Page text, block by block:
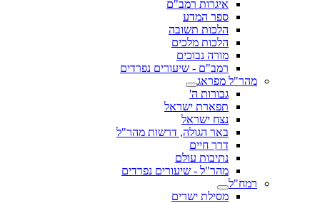
איגרות רמב"ם
ספר המדע
הלכות תשובה
הלכות מלכים
מורה נבוכים
רמב"ם - שיעורים נפרדים
מהר"ל מפראג
גבורות ה'
תפארת ישראל
נצח ישראל
באר הגולה, דרשות מהר"ל
דרך חיים
נתיבות עולם
מהר"ל - שיעורים נפרדים
רמח"ל
מסילת ישרים